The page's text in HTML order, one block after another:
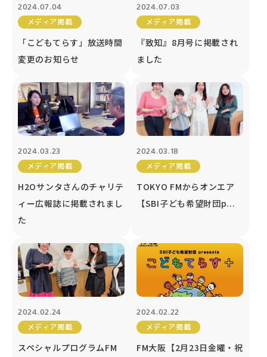
2024.07.04
メディア掲載
「こどもてらす」放送時間
変更のお知らせ
2024.07.03
メディア掲載
『致知』8月号に掲載され
ました
2024.03.23
メディア掲載
H2Oサンタさんのチャリテ
ィー広報誌に掲載されまし
た
2024.03.18
メディア掲載
TOKYO FMからオンエア
【SBI子ども希望財団p...
2024.02.24
メディア掲載
スペシャルプログラムFM
2024.02.22
メディア掲載
FM大阪【2月23日金曜・祝